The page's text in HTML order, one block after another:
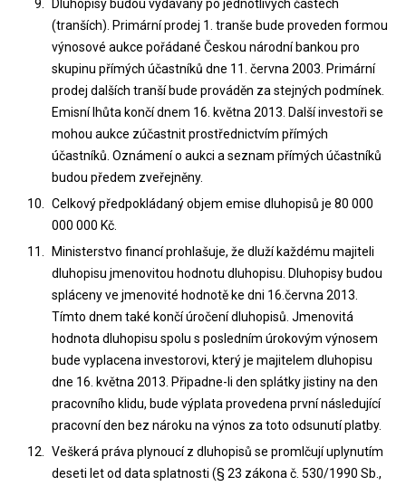
Dluhopisy budou vydávány po jednotlivých částech
(tranších). Primární prodej 1. tranše bude proveden formou
výnosové aukce pořádané Českou národní bankou pro
skupinu přímých účastníků dne 11. června 2003. Primární
prodej dalších tranší bude prováděn za stejných podmínek.
Emisní lhůta končí dnem 16. května 2013. Další investoři se
mohou aukce zúčastnit prostřednictvím přímých
účastníků. Oznámení o aukci a seznam přímých účastníků
budou předem zveřejněny.
Celkový předpokládaný objem emise dluhopisů je 80 000
000 000 Kč.
Ministerstvo financí prohlašuje, že dluží každému majiteli
dluhopisu jmenovitou hodnotu dluhopisu. Dluhopisy budou
spláceny ve jmenovité hodnotě ke dni 16.června 2013.
Tímto dnem také končí úročení dluhopisů. Jmenovitá
hodnota dluhopisu spolu s posledním úrokovým výnosem
bude vyplacena investorovi, který je majitelem dluhopisu
dne 16. května 2013. Připadne-li den splátky jistiny na den
pracovního klidu, bude výplata provedena první následující
pracovní den bez nároku na výnos za toto odsunutí platby.
Veškerá práva plynoucí z dluhopisů se promlčují uplynutím
deseti let od data splatnosti (§ 23 zákona č. 530/1990 Sb.,